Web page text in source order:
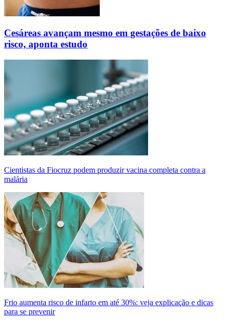
Cesáreas avançam mesmo em gestações de baixo
risco, aponta estudo
Cientistas da Fiocruz podem produzir vacina completa contra a
malária
Frio aumenta risco de infarto em até 30%: veja explicação e dicas
para se prevenir